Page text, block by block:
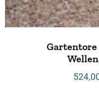
Gartentore